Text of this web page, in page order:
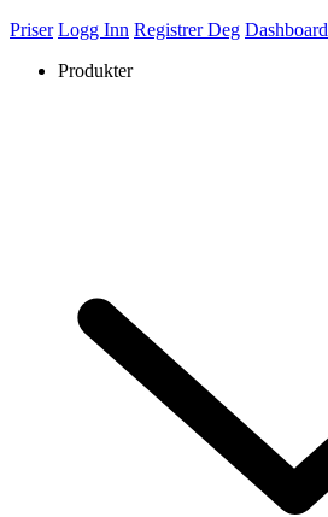
Priser Logg Inn Registrer Deg Dashboard
Produkter